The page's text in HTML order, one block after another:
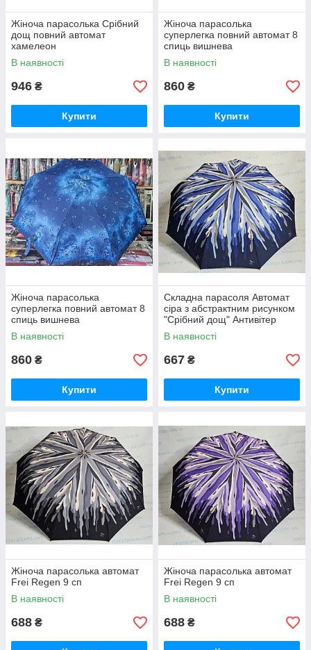
Жіноча парасолька Срібний
дощ повний автомат
хамелеон
В наявності
946 ₴
Купити
Жіноча парасолька
суперлегка повний автомат 8
спиць вишнева
В наявності
860 ₴
Купити
Жіноча парасолька
суперлегка повний автомат 8
спиць вишнева
В наявності
860 ₴
Купити
Складна парасоля Автомат
сіра з абстрактним рисунком
"Срібний дощ" Антивітер
В наявності
667 ₴
Купити
Жіноча парасолька автомат
Frei Regen 9 сп
В наявності
688 ₴
Жіноча парасолька автомат
Frei Regen 9 сп
В наявності
688 ₴